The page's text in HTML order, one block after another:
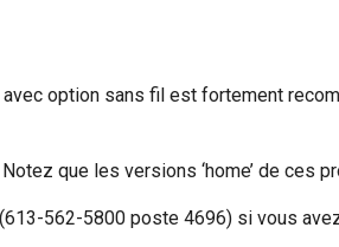
option sans fil est fortement
que les versions ‘home’ de ces
(613-562-5800 poste 4696) si vous